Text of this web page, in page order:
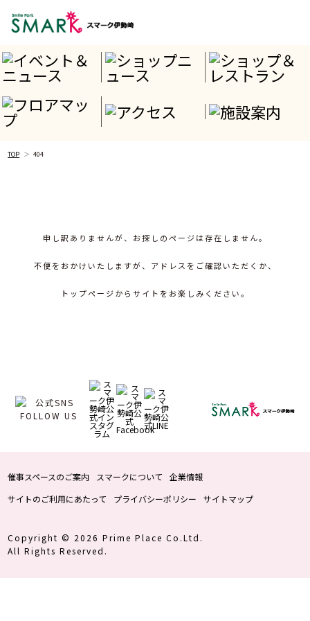
TOP 404
申し訳ありませんが、お探しのページは存在しません。
不便をおかけいたしますが、アドレスをご確認いただくか、
トップページからサイトをお楽しみください。
催事スペースのご案内 スマークについて
企業情報
サイトのご利用にあたって
プライバシーポリシー サイトマップ
Copyright © 2026 Prime Place Co.Ltd.
All Rights Reserved.